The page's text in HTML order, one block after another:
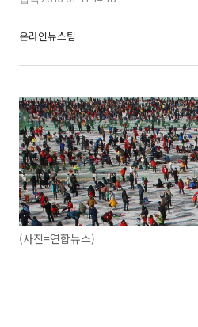
온라인뉴스팀
(사진=연합뉴스)